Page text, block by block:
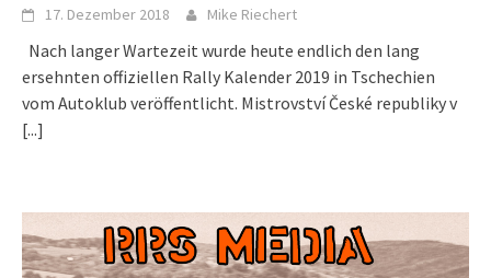
17. Dezember 2018 Mike Riechert
Nach langer Wartezeit wurde heute endlich den lang
ersehnten offiziellen Rally Kalender 2019 in Tschechien
vom Autoklub veröffentlicht. Mistrovství České republiky v
[...]